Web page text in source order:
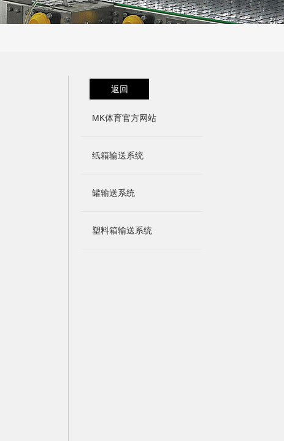
返回
MK体育官方网站
纸箱输送系统
罐输送系统
塑料箱输送系统